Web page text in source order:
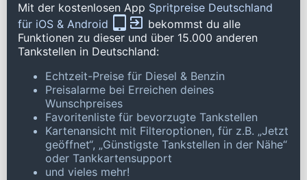
Mit der kostenlosen App Spritpreise Deutschland
für iOS & Android
bekommst du alle
Funktionen zu dieser und über 15.000 anderen
Tankstellen in Deutschland:
Echtzeit-Preise für Diesel & Benzin
Preisalarme bei Erreichen deines
Wunschpreises
Favoritenliste für bevorzugte Tankstellen
Kartenansicht mit Filteroptionen, für z.B. „Jetzt
geöffnet“, „Günstigste Tankstellen in der Nähe“
oder Tankkartensupport
und vieles mehr!